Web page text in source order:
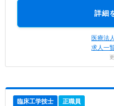
詳細
医療法
求人一
臨床工学技士 正職員